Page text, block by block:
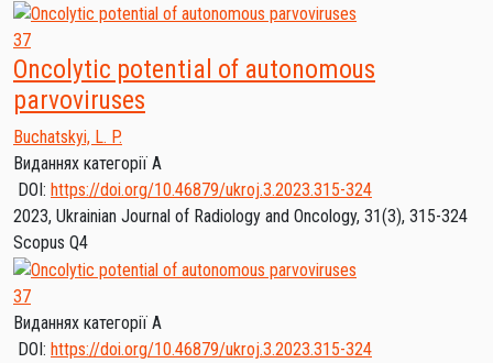
37
Oncolytic potential of autonomous
parvoviruses
Buchatskyi, L. P.
Виданнях категорії А
DOI: https://doi.org/10.46879/ukroj.3.2023.315-324
2023, Ukrainian Journal of Radiology and Oncology, 31(3), 315-324
Scopus Q4
37
Виданнях категорії А
DOI: https://doi.org/10.46879/ukroj.3.2023.315-324